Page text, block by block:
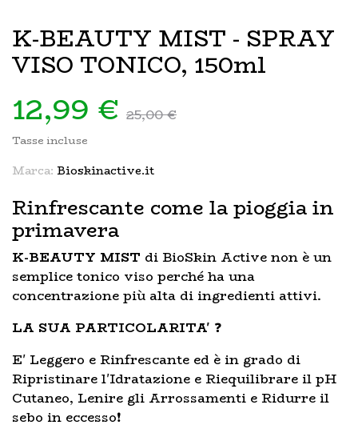
K-BEAUTY MIST - SPRAY
VISO TONICO, 150ml
12,99 € 25,00 €
Tasse incluse
Marca: Bioskinactive.it
Rinfrescante come la pioggia in
primavera
K-BEAUTY MIST di BioSkin Active non è un
semplice tonico viso perché ha una
concentrazione più alta di ingredienti attivi.
LA SUA PARTICOLARITA' ❓
E' Leggero e Rinfrescante ed è in grado di
Ripristinare l'Idratazione e Riequilibrare il pH
Cutaneo, Lenire gli Arrossamenti e Ridurre il
sebo in eccesso❗